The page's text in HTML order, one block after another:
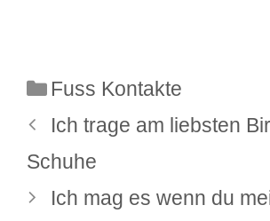
Kategorien
Fuss Kontakte
Ich trage am liebsten
Schuhe
Ich mag es wenn du